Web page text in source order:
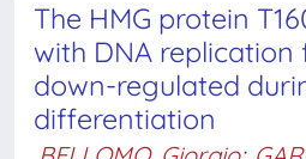
The HMG protein
with DNA replication
down-regulated
differentiation